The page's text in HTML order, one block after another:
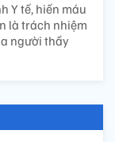
Y tế, hiến máu
là trách nhiệm
người thầy